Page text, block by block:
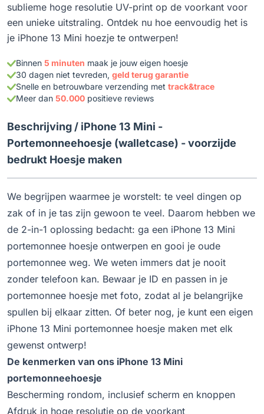
sublieme hoge resolutie UV-print op de voorkant voor
een unieke uitstraling. Ontdek nu hoe eenvoudig het is
je iPhone 13 Mini hoezje te ontwerpen!
Binnen 5 minuten maak je jouw eigen hoesje
30 dagen niet tevreden, geld terug garantie
Snelle en betrouwbare verzending met track&trace
Meer dan 50.000 positieve reviews
Beschrijving / iPhone 13 Mini -
Portemonneehoesje (walletcase) - voorzijde
bedrukt Hoesje maken
We begrijpen waarmee je worstelt: te veel dingen op
zak of in je tas zijn gewoon te veel. Daarom hebben we
de 2-in-1 oplossing bedacht: ga een iPhone 13 Mini
portemonnee hoesje ontwerpen en gooi je oude
portemonnee weg. We weten immers dat je nooit
zonder telefoon kan. Bewaar je ID en passen in je
portemonnee hoesje met foto, zodat al je belangrijke
spullen bij elkaar zitten. Of beter nog, je kunt een eigen
iPhone 13 Mini portemonnee hoesje maken met elk
gewenst ontwerp!
De kenmerken van ons iPhone 13 Mini
portemonneehoesje
Bescherming rondom, inclusief scherm en knoppen
Afdruk in hoge resolutie op de voorkant